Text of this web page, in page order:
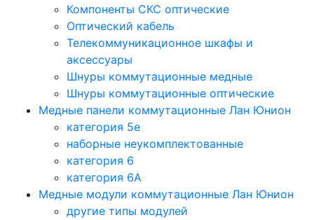
Компоненты СКС оптические
Оптический кабель
Телекоммуникационное шкафы и
аксессуары
Шнуры коммутационные медные
Шнуры коммутационные оптические
Медные панели коммутационные Лан Юнион
категория 5e
наборные неукомплектованные
категория 6
категория 6A
Медные модули коммутационные Лан Юнион
другие типы модулей